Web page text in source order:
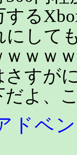
する
にして
ｗｗｗ
さすが
よ、
ドベ